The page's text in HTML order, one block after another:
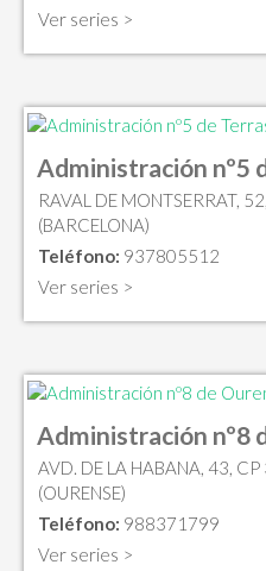
Ver series >
Administración nº5
RAVAL DE MONTSERRAT,
(BARCELONA)
Teléfono: 937805512
Ver series >
Administración nº8
AVD. DE LA HABANA, 43,
(OURENSE)
Teléfono: 988371799
Ver series >